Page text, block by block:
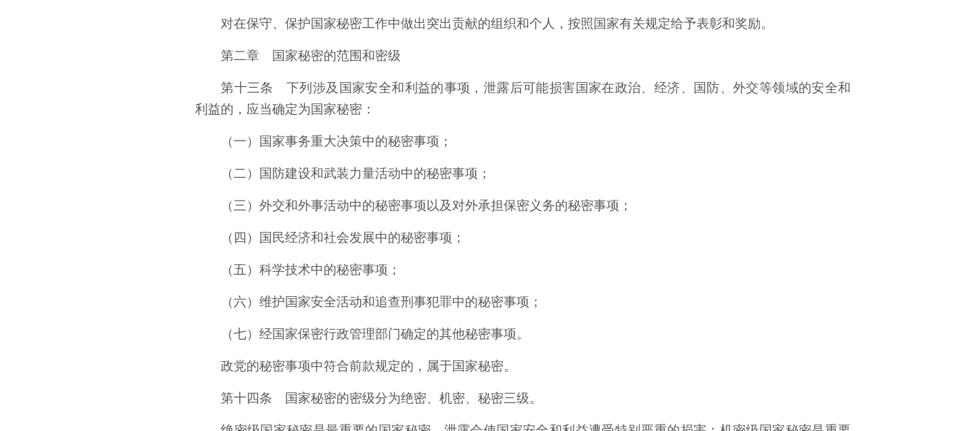
对在保守、保护国家秘密工作中做出突出贡献的组织和个人，按照国家有关规定给予表彰和奖励。
第二章 国家秘密的范围和密级
第十三条 下列涉及国家安全和利益的事项，泄露后可能损害国家在政治、经济、国防、外交等领域的安全和
利益的，应当确定为国家秘密：
（一）国家事务重大决策中的秘密事项；
（二）国防建设和武装力量活动中的秘密事项；
（三）外交和外事活动中的秘密事项以及对外承担保密义务的秘密事项；
（四）国民经济和社会发展中的秘密事项；
（五）科学技术中的秘密事项；
（六）维护国家安全活动和追查刑事犯罪中的秘密事项；
（七）经国家保密行政管理部门确定的其他秘密事项。
政党的秘密事项中符合前款规定的，属于国家秘密。
第十四条 国家秘密的密级分为绝密、机密、秘密三级。